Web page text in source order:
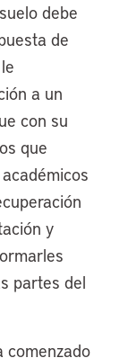
debe
de
a un
con su
que
y
partes del
comenzado